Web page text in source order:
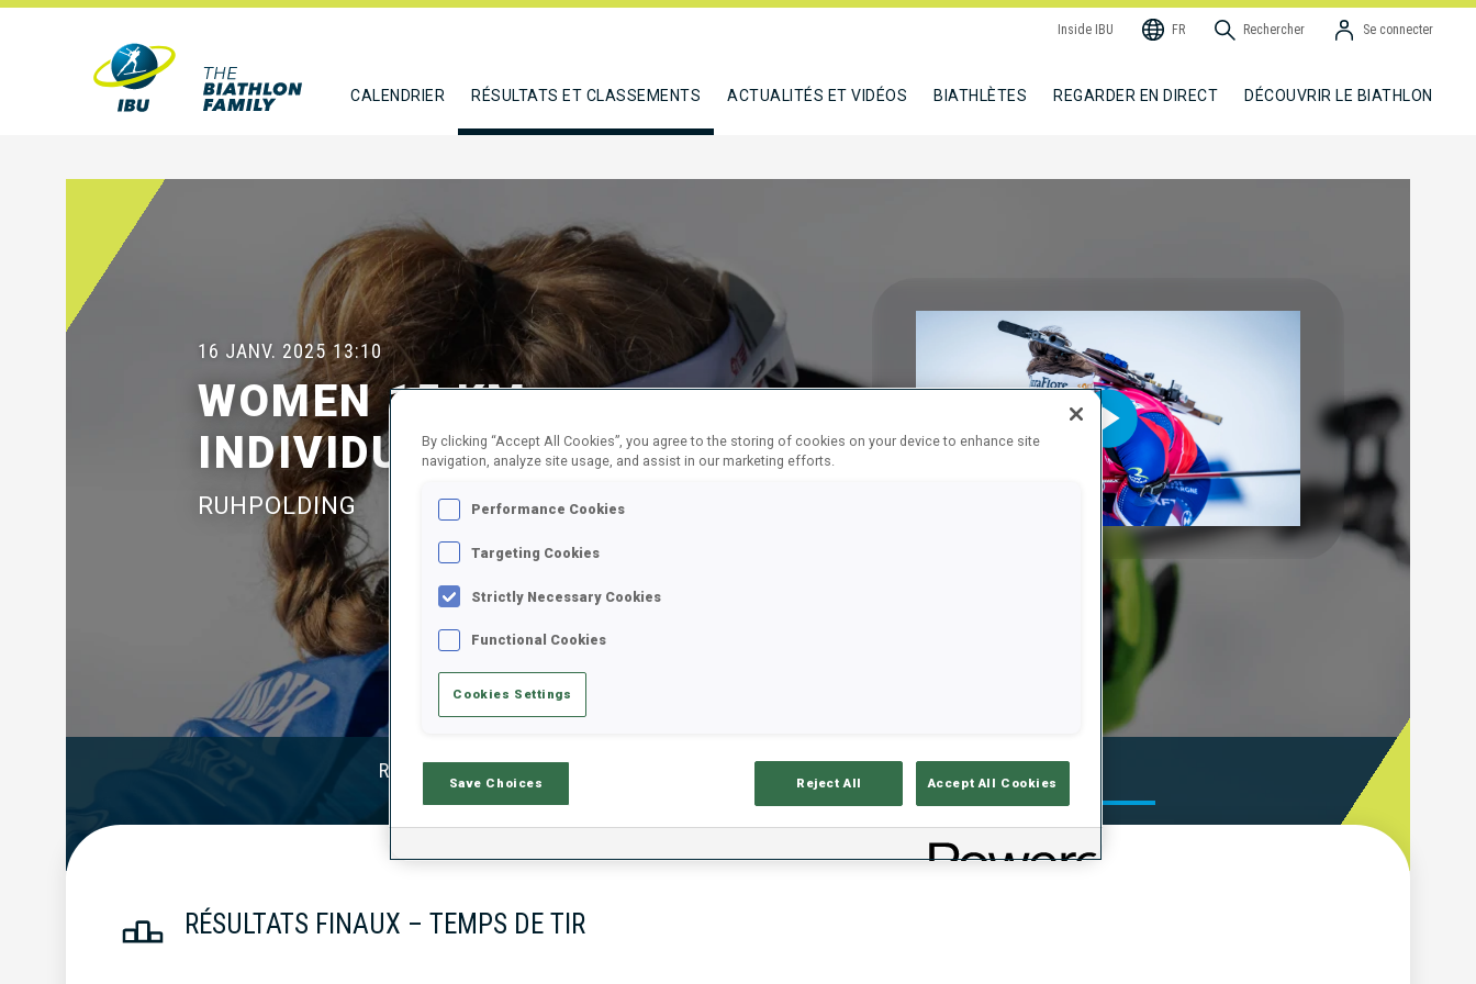
Inside IBU FR Rechercher Se connecter
CALENDRIER RÉSULTATS ET CLASSEMENTS ACTUALITÉS ET VIDÉOS BIATHLÈTES REGARDER EN DIRECT DÉCOUVRIR LE BIATHLON
16 JANV. 2025 13:10
WOMEN 15 KM
INDIVIDUAL
RUHPOLDING
Play
Video
Résultats Officiels
RÉSULTATS FINAUX – TEMPS DE TIR
By clicking “Accept All Cookies”, you agree to the storing of cookies on your device to enhance site
navigation, analyze site usage, and assist in our marketing efforts.
Performance Cookies
Targeting Cookies
Strictly Necessary Cookies
Functional Cookies
Cookies Settings
Save Choices Reject All Accept All Cookies